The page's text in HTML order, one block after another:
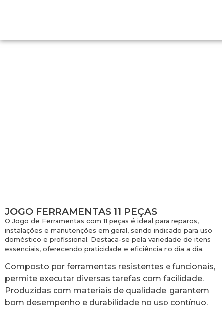
JOGO FERRAMENTAS 11 PEÇAS
O Jogo de Ferramentas com 11 peças é ideal para reparos,
instalações e manutenções em geral, sendo indicado para uso
doméstico e profissional. Destaca-se pela variedade de itens
essenciais, oferecendo praticidade e eficiência no dia a dia.
Composto por ferramentas resistentes e funcionais,
permite executar diversas tarefas com facilidade.
Produzidas com materiais de qualidade, garantem
bom desempenho e durabilidade no uso contínuo.